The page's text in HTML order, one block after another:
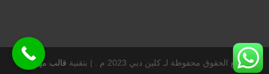
جميع الحقوق محفوظة لـ كلين دبي 2023 م . | بتقنية قالب مهارتي